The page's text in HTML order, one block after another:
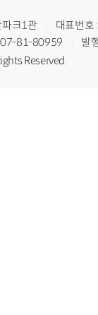
크1관
대표번
81-80959
발
Reserved.